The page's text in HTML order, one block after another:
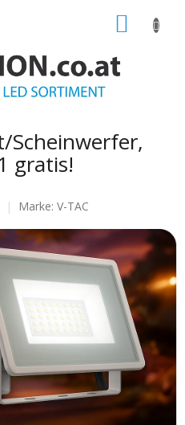
Scheinwerfer,
gratis!
Marke: V-TAC